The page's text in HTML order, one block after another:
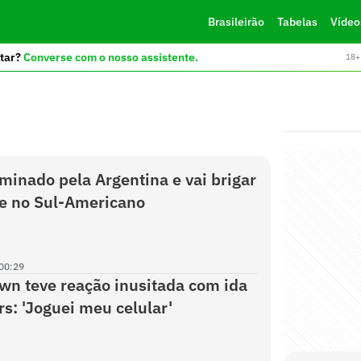
Brasileirão Tabelas
Converse com o nosso assistente.
pela Argentina e vai brigar
no Sul-Americano
teve reação inusitada com ida
'Joguei meu celular'